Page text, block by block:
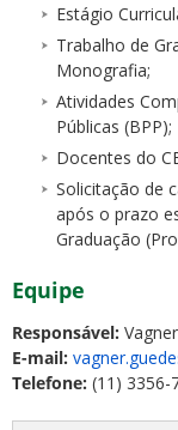
Estágio
Trabalho de
Monografia;
Atividades
Públicas (BPP);
Docentes do
Solicitação de
após o prazo
Graduação
Equipe
Responsável:
E-mail:
Telefone: (11) 3356-